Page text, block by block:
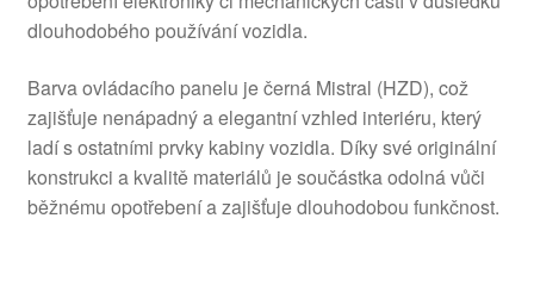
dlouhodobého používání vozidla.
Barva ovládacího panelu je černá Mistral (HZD), což
zajišťuje nenápadný a elegantní vzhled interiéru, který
ladí s ostatními prvky kabiny vozidla. Díky své originální
konstrukci a kvalitě materiálů je součástka odolná vůči
běžnému opotřebení a zajišťuje dlouhodobou funkčnost.